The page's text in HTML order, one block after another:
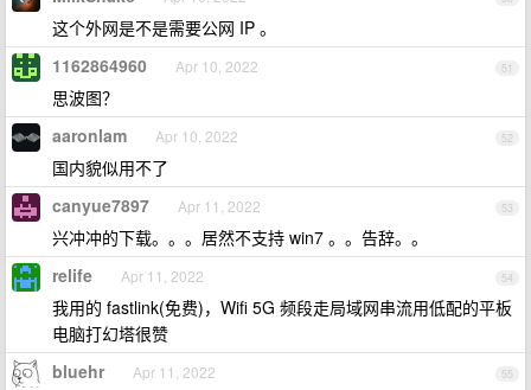
这个外网是不是需要公网 IP 。
51
1162864960 Apr 10, 2022
思波图？
52
aaronlam Apr 10, 2022
国内貌似用不了
53
canyue7897 Apr 11, 2022
兴冲冲的下载。。。居然不支持 win7 。。告辞。。
54
relife Apr 11, 2022
我用的 fastlink(免费)，Wifi 5G 频段走局域网串流用低配的平板
电脑打幻塔很赞
55
bluehr Apr 11, 2022